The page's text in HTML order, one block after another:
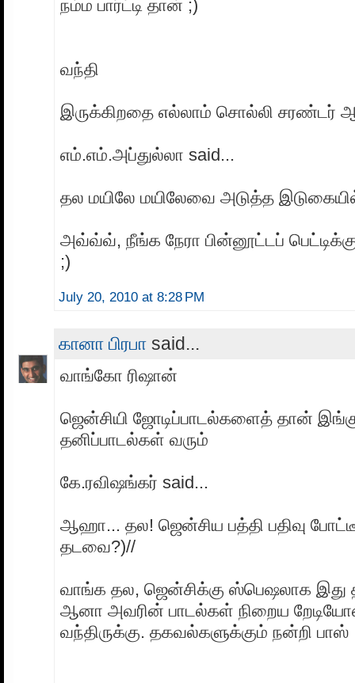
நம்ம பார்ட்டி தான் ;)
வந்தி
இருக்கிறதை எல்லாம் சொல்லி சரண்டர்
எம்.எம்.அப்துல்லா said...
தல மயிலே மயிலேவை அடுத்த
அவ்வ்வ், நீங்க நேரா பின்னூட்டப்
;)
July 20, 2010 at 8:28 PM
கானா பிரபா said...
வாங்கோ ரிஷான்
ஜென்சியி ஜோடிப்பாடல்களைத் தான்
தனிப்பாடல்கள் வரும்
கே.ரவிஷங்கர் said...
ஆஹா... தல! ஜென்சிய பத்தி பதிவு
தடவை?)//
வாங்க தல, ஜென்சிக்கு ஸ்பெஷலாக இது
ஆனா அவரின் பாடல்கள் நிறைய
வந்திருக்கு. தகவல்களுக்கும் நன்றி பாஸ்